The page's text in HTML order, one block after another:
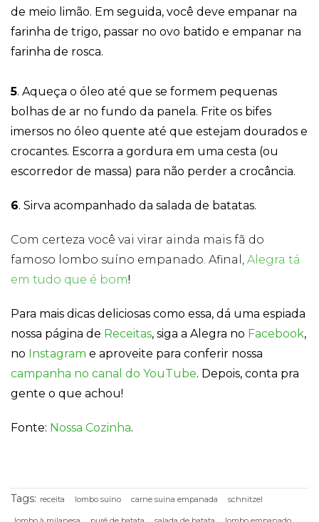
de meio limão. Em seguida, você deve empanar na
farinha de trigo, passar no ovo batido e empanar na
farinha de rosca.
5. Aqueça o óleo até que se formem pequenas
bolhas de ar no fundo da panela. Frite os bifes
imersos no óleo quente até que estejam dourados e
crocantes. Escorra a gordura em uma cesta (ou
escorredor de massa) para não perder a crocância.
6. Sirva acompanhado da salada de batatas.
Com certeza você vai virar ainda mais fã do
famoso lombo suíno empanado. Afinal, Alegra tá
em tudo que é bom!
Para mais dicas deliciosas como essa, dá uma espiada
nossa página de Receitas, siga a Alegra no Facebook,
no Instagram e aproveite para conferir nossa
campanha no canal do YouTube. Depois, conta pra
gente o que achou!
Fonte: Nossa Cozinha.
Tags: receita lombo suíno carne suína empanada schnitzel